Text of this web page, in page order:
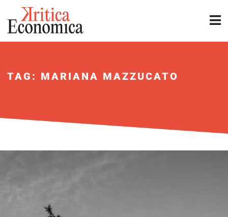
TAG: MARIANA MAZZUCATO